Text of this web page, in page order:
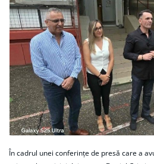
În cadrul unei conferințe de presă care a